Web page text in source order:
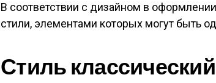
В соответствии с дизайном в
стили, элементами которых могут быть
Стиль классический